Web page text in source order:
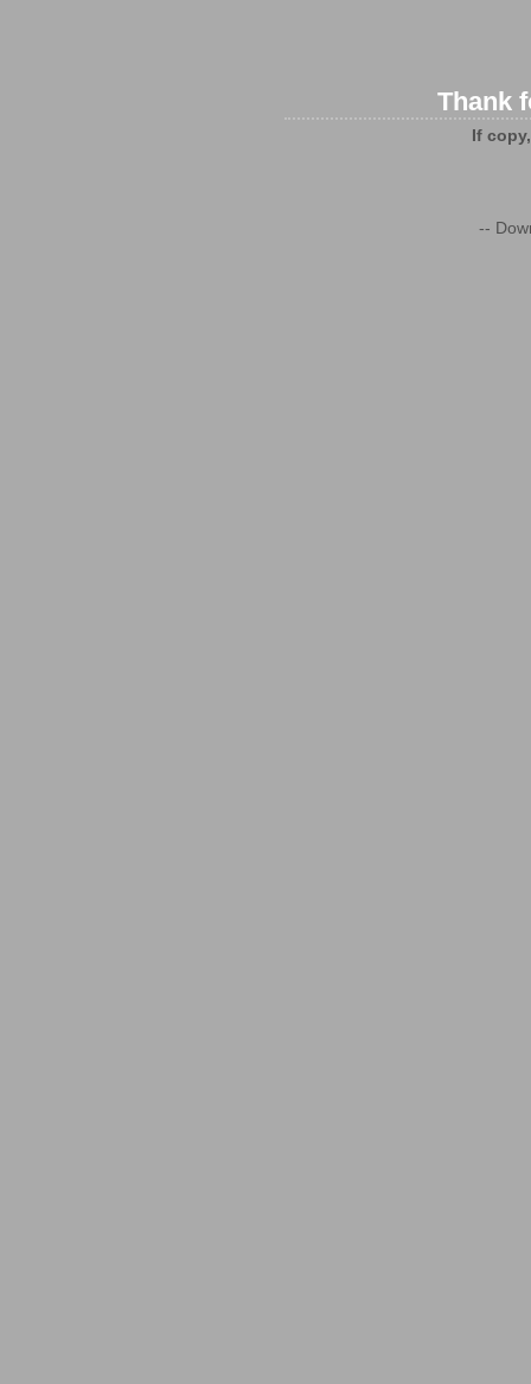
Thank
If
--